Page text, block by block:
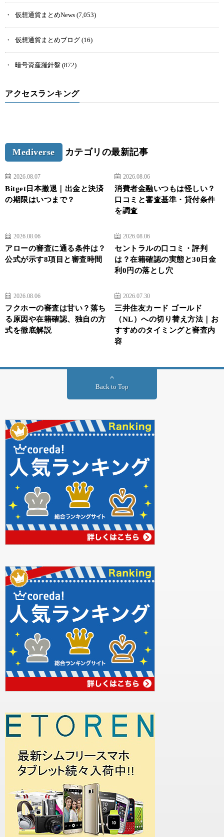
iOS版（iPhone）は対応していません。
ただ、Coincheck（コインチェック）の公式サイトによると、iOS版
の対応も予定しているとのこと。
側）が出品する時に指定した通貨でしか購入できません。
購入したいNFTがあるときは、事前に指定されている通貨を確認す
るようにしましょう。
Q.Coincheck NFTで利用可能な通貨を教えてください。
ネム（XEM）
リスク（LSK）
イーサリアム（ETH）
モナコイン（MONA）
パレットトークン（PLT）
ビットコインキャッシュ（BCH）
ベーシックアテンショントークン（BAT）
また、イーサリアムクラシック（ETC）、シンボル（XYM）、サン
ド（SAND）といった通貨は、NFT取引には利用できないので注意
してください。
Coincheck NFTのまとめ
るので、初めてNFTに挑戦する人にもオススメ。
NFTを始めてみたい方はもちろん、NFTゲームなどで遊びながら稼
ごうと考えている方にも、Coincheck NFTはおすすめです。
ぜひ本記事を参考にCoincheck（コインチェック）で口座開設をし
て、Coincheck NFTも利用してみてください。
Coincheckの口座開設はこちら
（仮想通貨）の専門メディア.
仮想通貨まとめNews (7,053)
仮想通貨まとめブログ (16)
暗号資産羅針盤 (872)
アクセスランキング
Mediverse カテゴリの最新記事
2026.08.07
Bitget日本撤退｜出金と決済
の期限はいつまで？
2026.08.06
消費者金融いつもは怪しい？
口コミと審査基準・貸付条件
を調査
2026.08.06
アローの審査に通る条件は？
公式が示す8項目と審査時間
2026.08.06
セントラルの口コミ・評判
は？在籍確認の実態と30日金
利0円の落とし穴
2026.08.06
フクホーの審査は甘い？落ち
る原因や在籍確認、独自の方
式を徹底解説
2026.07.30
三井住友カード ゴールド
（NL）への切り替え方法｜お
すすめのタイミングと審査内
容
Back to Top